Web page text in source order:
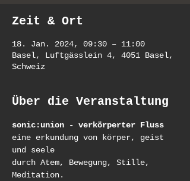
Zeit & Ort
18. Jan. 2024, 09:30 – 11:00
Basel, Luftgässlein 4, 4051 Basel,
Schweiz
Über die Veranstaltung
sonic:union - verkörperter Fluss
eine erkundung von körper, geist
und seele
durch Atem, Bewegung, Stille,
Meditation.